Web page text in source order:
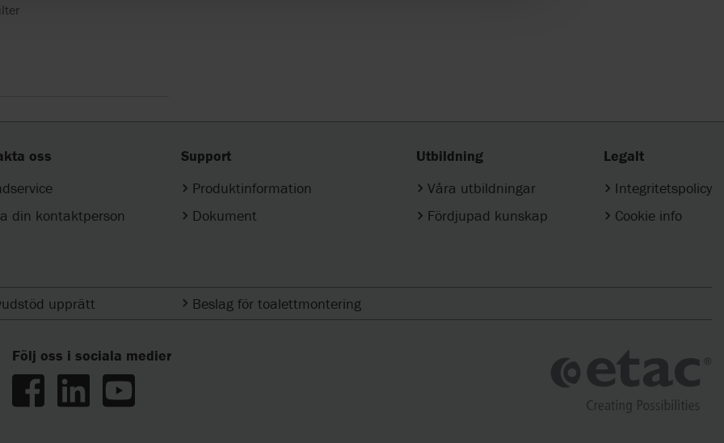
oss
din kontaktperson
Support
Produktinformation
Dokument
Utbildning
Våra utbildningar
Fördjupad kunskap
Legalt
Integritetspolicy
Cookie info
upprätt Beslag för toalettmontering
Följ oss i sociala medier